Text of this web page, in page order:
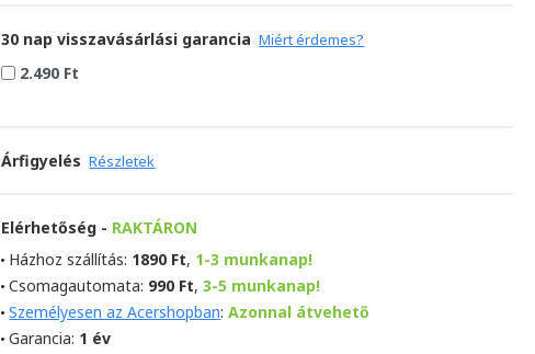
30 nap visszavásárlási garancia Miért érdemes?
2.490 Ft
Árfigyelés Részletek
Elérhetőség - RAKTÁRON
Házhoz szállítás: 1890 Ft, 1-3 munkanap!
Csomagautomata: 990 Ft,3-5 munkanap!
Személyesen az Acershopban:Azonnal átvehető
Garancia: 1 év